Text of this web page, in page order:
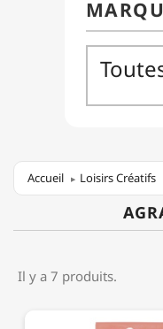
Accueil Loisirs Créatifs
Il y a 7 produits.